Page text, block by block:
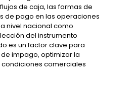
de caja, las formas de
de pago en las operaciones
nivel nacional como
del instrumento
es un factor clave para
impago, optimizar la
comerciales